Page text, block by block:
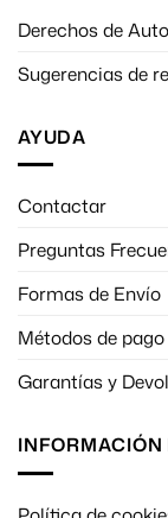
Derechos de
Sugerencias de
AYUDA
Contactar
Preguntas
Formas de Envío
Métodos de pago
Garantías y
INFORMACIÓN